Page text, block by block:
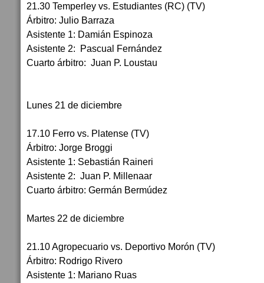
21.30 Temperley vs. Estudiantes (RC) (TV)
Árbitro: Julio Barraza
Asistente 1: Damián Espinoza
Asistente 2: Pascual Fernández
Cuarto árbitro: Juan P. Loustau
Lunes 21 de diciembre
17.10 Ferro vs. Platense (TV)
Árbitro: Jorge Broggi
Asistente 1: Sebastián Raineri
Asistente 2: Juan P. Millenaar
Cuarto árbitro: Germán Bermúdez
Martes 22 de diciembre
21.10 Agropecuario vs. Deportivo Morón (TV)
Árbitro: Rodrigo Rivero
Asistente 1: Mariano Ruas